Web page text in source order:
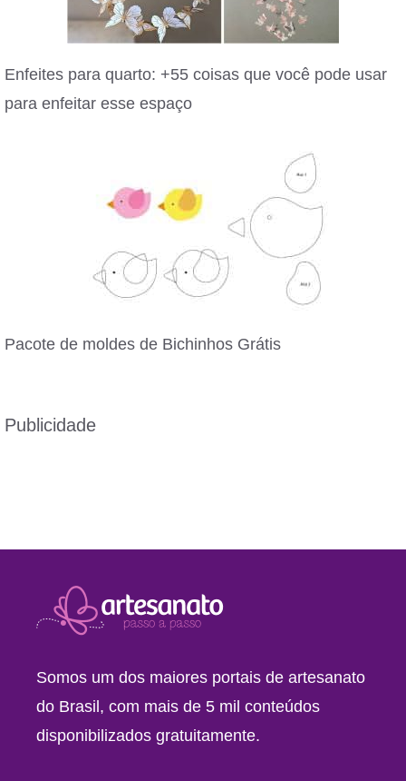
Enfeites para quarto: +55 coisas que você pode usar
para enfeitar esse espaço
Pacote de moldes de Bichinhos Grátis
Publicidade
Somos um dos maiores portais de artesanato
do Brasil, com mais de 5 mil conteúdos
disponibilizados gratuitamente.